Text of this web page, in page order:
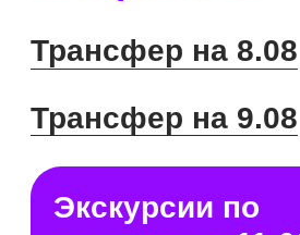
которая полностью меняет представление
о выборе загородной недвижимости. Вместо
коттеджи ИЖС и квартиры в малоэтажном
комплексе домов.
13 домов
с ремонтом и мебелью